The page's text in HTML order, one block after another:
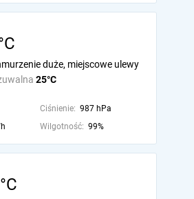
25°C
duże, miejscowe ulewy
Ciśnienie: 987 hPa
Wilgotność: 99%